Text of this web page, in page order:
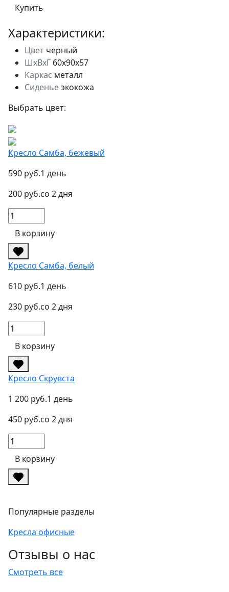
Купить
Харaктеристики:
Цвет черный
ШxВxГ 60x90x57
Каркас металл
Сиденьеэкокожа
Выбрать цвет:
Кресло Самба, бежевый
590 руб.1 день
200 руб.со 2 дня
В корзину
Кресло Самба, белый
610 руб.1 день
230 руб.со 2 дня
В корзину
Кресло Скрувста
1 200 руб.1 день
450 руб.со 2 дня
В корзину
Популярные разделы
Кресла офисные
Отзывы о нас
Смотреть все